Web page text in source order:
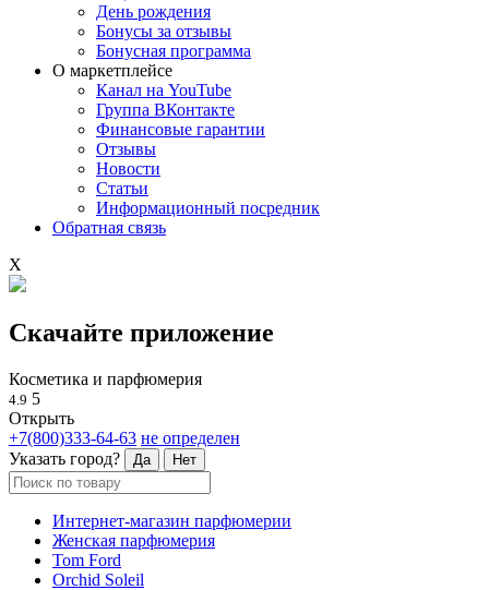
День рождения
Бонусы за отзывы
Бонусная программа
О маркетплейсе
Канал на YouTube
Группа ВКонтакте
Финансовые гарантии
Отзывы
Новости
Статьи
Информационный посредник
Обратная связь
X
Скачайте приложение
Косметика и парфюмерия
4.9 5
Открыть
+7(800)333-64-63 не определен
Указать город?
Да Нет
Интернет-магазин парфюмерии
Женская парфюмерия
Tom Ford
Orchid Soleil